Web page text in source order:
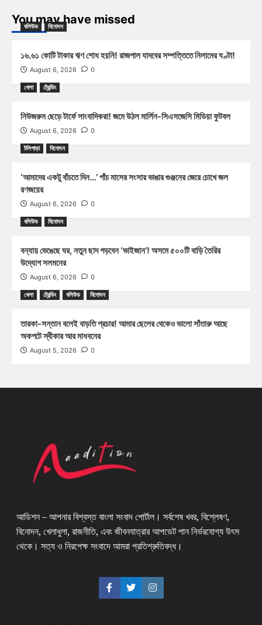
You may have missed
বলিউড বিনোদন
১৬.৬১ কোটি টাকার ঋণ শোধ হয়নি! রাজপাল যাদবের সম্পত্তিতে নিলামের ঘণ্টা!
August 6, 2026 0
খেলা ট্রেন্ডিং
নিউজরুম ছেড়ে টার্ফে সাংবাদিকরা! জমে উঠল মার্লিন-সিএসজেসি মিডিয়া ফুটবল
August 6, 2026 0
টলিপাড়া বিনোদন
‘আমাদের একটু বাঁচতে দিন…’ পাঁচ মাসের সংসার ভাঙার গুঞ্জনের জেরে চোখে জল
রণজয়ের
August 6, 2026 0
বলিউড বিনোদন
বন্যায় ভেঙেছে ঘর, নতুন ছাদ গড়বেন ‘ভাইজান’! অসমে ৫০০টি বাড়ি তৈরির
উদ্যোগ সলমনের
August 6, 2026 0
খেলা ট্রেন্ডিং বলিউড বিনোদন
তারকা-সন্তান বলেই বাড়তি প্রচার! আমার ছেলের থেকেও ভালো সাঁতারু আছে
অকপটে স্বীকার আর মাধবনের
August 5, 2026 0
আডিশন – আপনার বিশ্বস্ত বাংলা সংবাদ পোর্টাল। সর্বশেষ খবর, বিশ্লেষণ,
বিনোদন, খেলাধুলা, রাজনীতি, এবং জীবনযাত্রার আপডেট পান নির্ভরযোগ্য উৎস
থেকে। সত্য ও নিরপেক্ষ সংবাদে আমরা প্রতিশ্রুতিবদ্ধ।